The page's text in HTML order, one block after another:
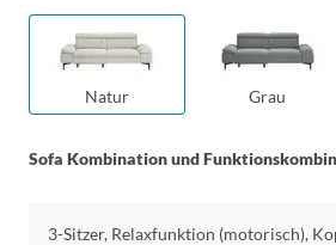
Natur Grau
Sofa Kombination und
3-Sitzer, Relaxfunktion (motorisch),